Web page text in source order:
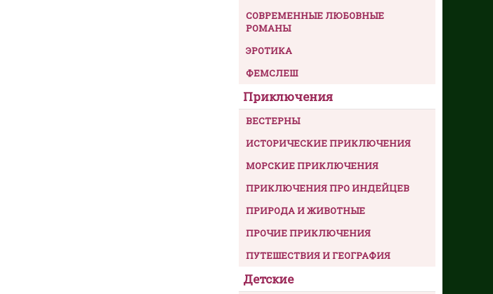
СОВРЕМЕННЫЕ ЛЮБОВНЫЕ
РОМАНЫ
ЭРОТИКА
ФЕМСЛЕШ
Приключения
ВЕСТЕРНЫ
ИСТОРИЧЕСКИЕ ПРИКЛЮЧЕНИЯ
МОРСКИЕ ПРИКЛЮЧЕНИЯ
ПРИКЛЮЧЕНИЯ ПРО ИНДЕЙЦЕВ
ПРИРОДА И ЖИВОТНЫЕ
ПРОЧИЕ ПРИКЛЮЧЕНИЯ
ПУТЕШЕСТВИЯ И ГЕОГРАФИЯ
Детские